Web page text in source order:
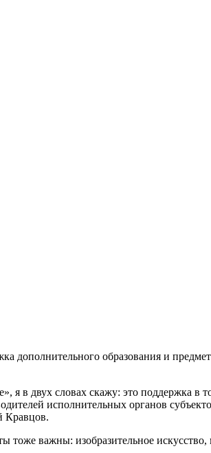
дополнительного образования и
в двух словах скажу: это поддержка в
исполнительных органов
Кравцов.
важны: изобразительное